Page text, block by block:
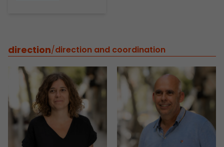
direction/direction and coordination